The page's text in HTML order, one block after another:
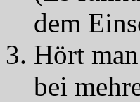
dem
Hört
bei